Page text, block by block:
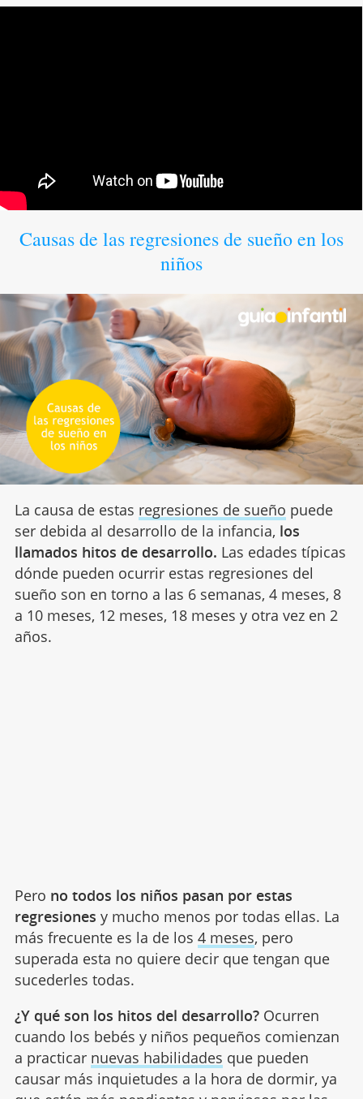
Causas de las regresiones de sueño en los
niños
La causa de estas regresiones de sueño puede
ser debida al desarrollo de la infancia, los
llamados hitos de desarrollo. Las edades típicas
dónde pueden ocurrir estas regresiones del
sueño son en torno a las 6 semanas, 4 meses, 8
a 10 meses, 12 meses, 18 meses y otra vez en 2
años.
Pero no todos los niños pasan por estas
regresiones y mucho menos por todas ellas. La
más frecuente es la de los 4 meses, pero
superada esta no quiere decir que tengan que
sucederles todas.
¿Y qué son los hitos del desarrollo?Ocurren
cuando los bebés y niños pequeños comienzan
a practicar nuevas habilidades que pueden
causar más inquietudes a la hora de dormir, ya